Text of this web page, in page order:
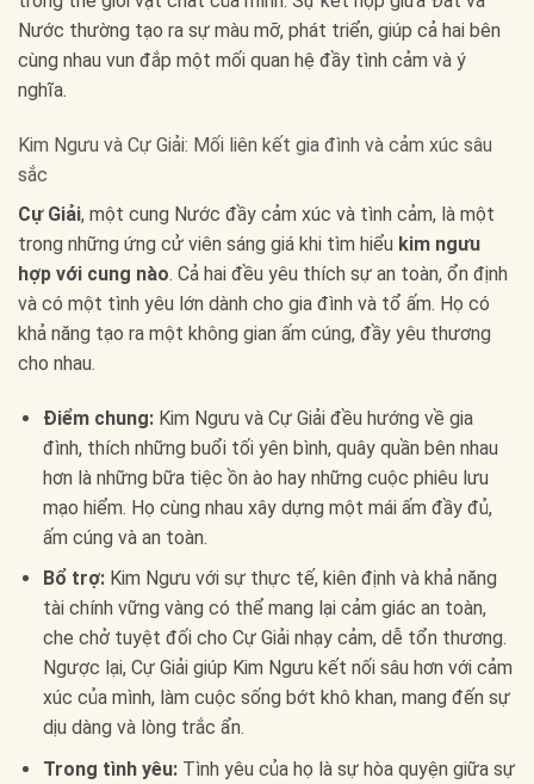
Nước thường tạo ra sự màu mỡ, phát triển, giúp cả hai bên
cùng nhau vun đắp một mối quan hệ đầy tình cảm và ý
nghĩa.
Kim Ngưu và Cự Giải: Mối liên kết gia đình và cảm xúc sâu
sắc
Cự Giải, một cung Nước đầy cảm xúc và tình cảm, là một
trong những ứng cử viên sáng giá khi tìm hiểu kim ngưu
hợp với cung nào. Cả hai đều yêu thích sự an toàn, ổn định
và có một tình yêu lớn dành cho gia đình và tổ ấm. Họ có
khả năng tạo ra một không gian ấm cúng, đầy yêu thương
cho nhau.
Điểm chung:Kim Ngưu và Cự Giải đều hướng về gia
đình, thích những buổi tối yên bình, quây quần bên nhau
hơn là những bữa tiệc ồn ào hay những cuộc phiêu lưu
mạo hiểm. Họ cùng nhau xây dựng một mái ấm đầy đủ,
ấm cúng và an toàn.
Bổ trợ:Kim Ngưu với sự thực tế, kiên định và khả năng
tài chính vững vàng có thể mang lại cảm giác an toàn,
che chở tuyệt đối cho Cự Giải nhạy cảm, dễ tổn thương.
Ngược lại, Cự Giải giúp Kim Ngưu kết nối sâu hơn với cảm
xúc của mình, làm cuộc sống bớt khô khan, mang đến sự
dịu dàng và lòng trắc ẩn.
Trong tình yêu:Tình yêu của họ là sự hòa quyện giữa sự